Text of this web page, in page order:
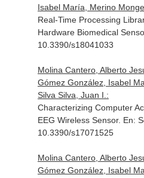
Isabel María, Merino
Real-Time Processing
Hardware Biomedical
10.3390/s18041033
Molina Cantero, Alberto
Gómez González, Isabel
Silva Silva, Juan I.:
Characterizing Computer
EEG Wireless Sensor. En:
10.3390/s17071525
Molina Cantero, Alberto
Gómez González, Isabel